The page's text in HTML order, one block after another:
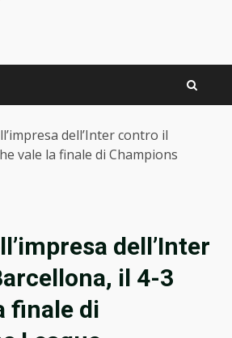
dell’Inter contro il
vale la finale di Champions
dell’Inter
il 4-3
finale di